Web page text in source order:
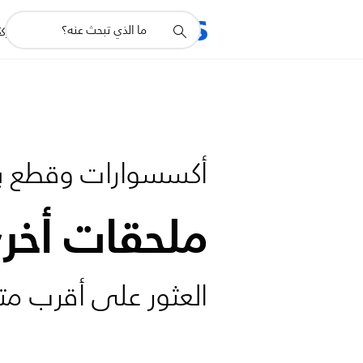
المنتجات
أيقونة
دعم
أكسسوارات وقطع
ملحقات
العثور على أقرب